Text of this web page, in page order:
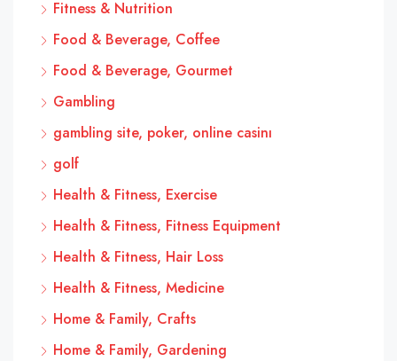
Fitness & Nutrition
Food & Beverage, Coffee
Food & Beverage, Gourmet
Gambling
gambling site, poker, online casinı
golf
Health & Fitness, Exercise
Health & Fitness, Fitness Equipment
Health & Fitness, Hair Loss
Health & Fitness, Medicine
Home & Family, Crafts
Home & Family, Gardening